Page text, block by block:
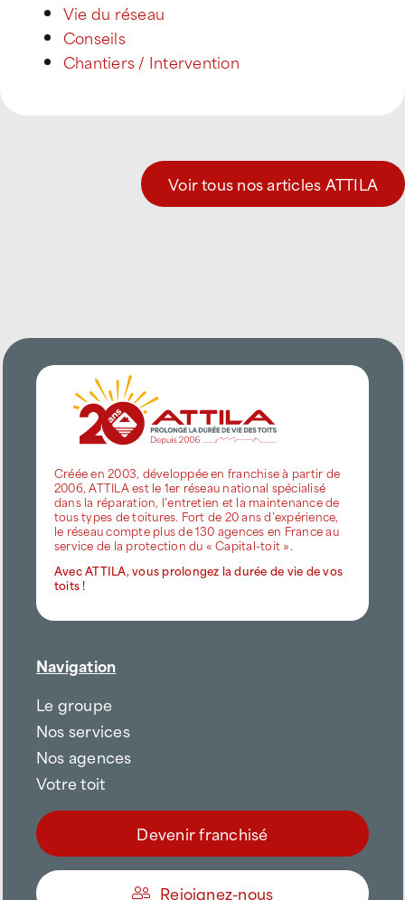
Vie du réseau
Conseils
Chantiers / Intervention
Voir tous nos articles ATTILA
Créée en 2003, développée en franchise à partir de
2006, ATTILA est le 1er réseau national spécialisé
dans la réparation, l’entretien et la maintenance de
tous types de toitures. Fort de 20 ans d’expérience,
le réseau compte plus de 130 agences en France au
service de la protection du « Capital-toit ».
Avec ATTILA, vous prolongez la durée de vie de vos
toits !
Navigation
Le groupe
Nos services
Nos agences
Votre toit
Devenir franchisé
Rejoignez-nous